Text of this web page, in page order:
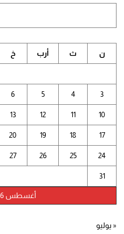
أغسطس 2026
ن ث أرب خ
3
4
5
6
10
11
12
13
17
18
19
20
24
25
26
27
31
« يوليو